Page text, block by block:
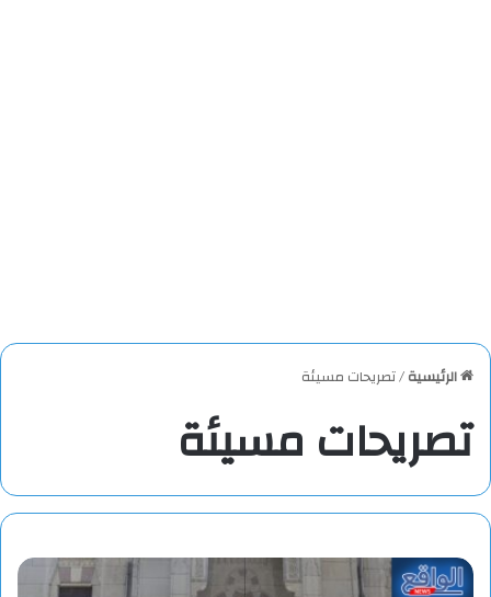
الرئيسية/تصريحات مسيئة
تصريحات مسيئة